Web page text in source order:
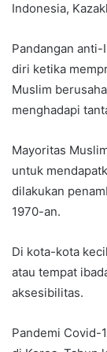
Indonesia,
Pandangan
diri ketika
Muslim
menghadapi
Mayoritas
untuk
dilakukan
1970-an.
Di kota-kota
atau tempat
aksesibilitas.
Pandemi Covid-